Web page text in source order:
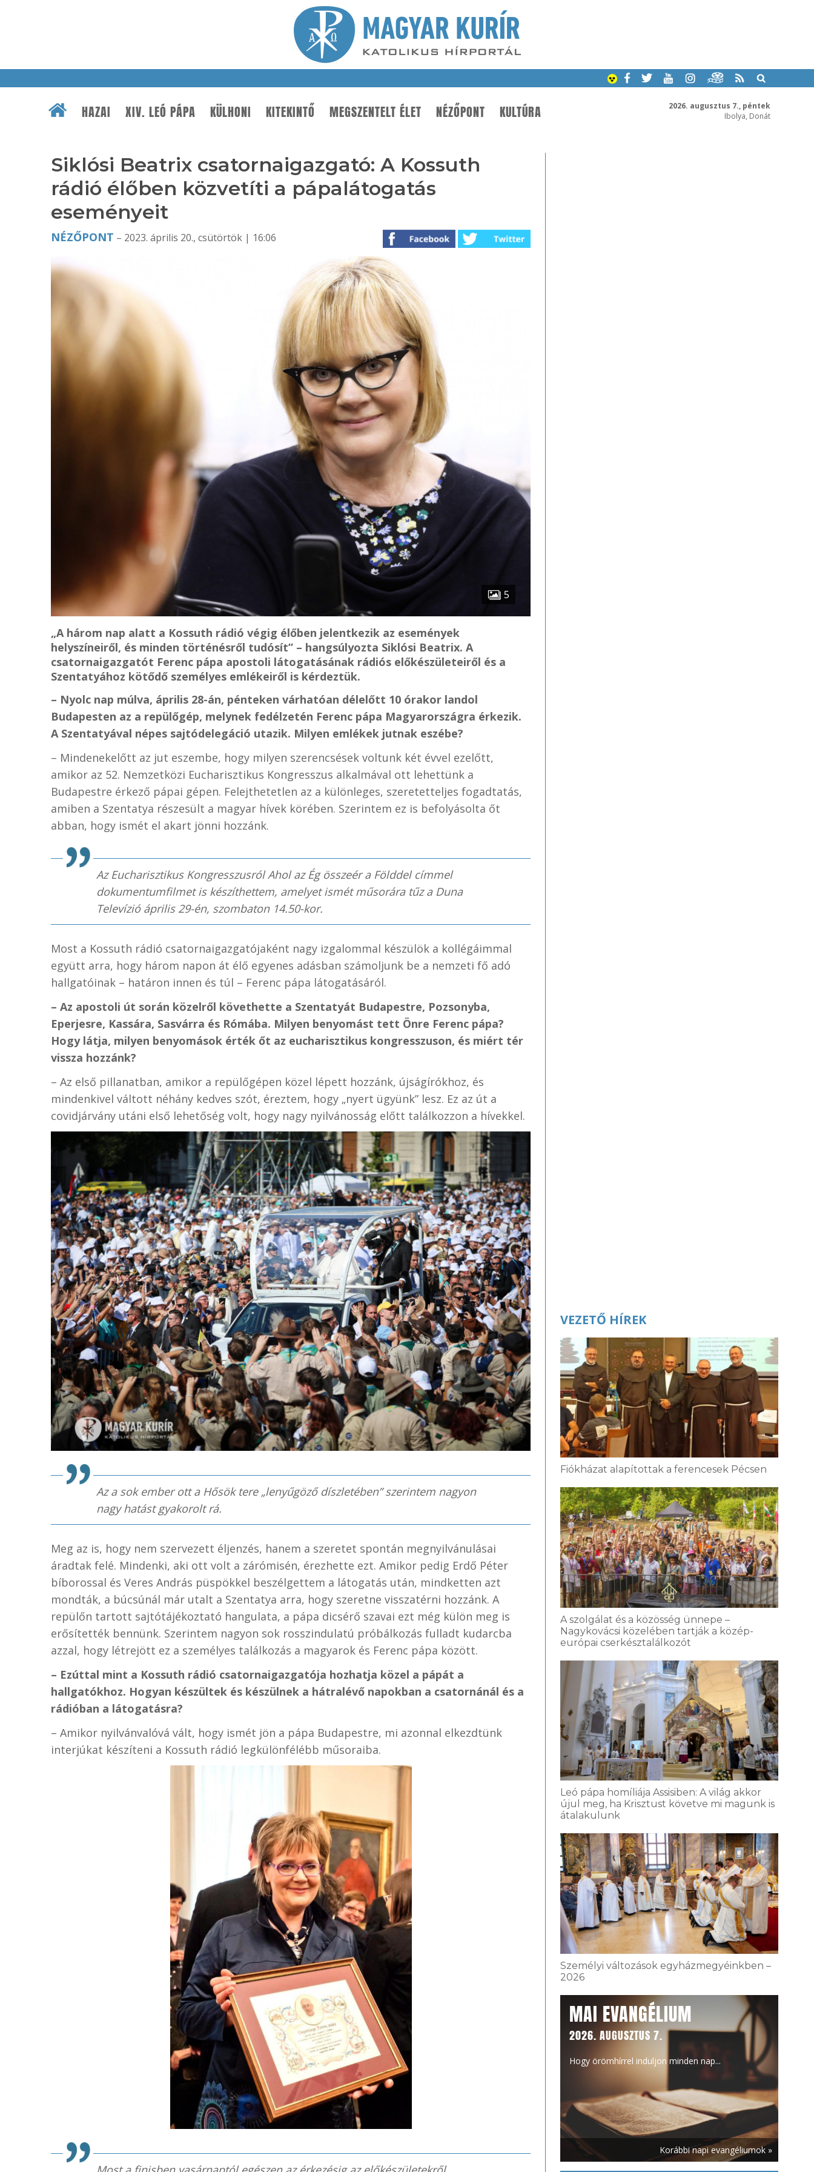
2026. augusztus 7., péntek
Ibolya, Donát
HAZAI XIV. LEÓ PÁPA KÜLHONI KITEKINTŐ MEGSZENTELT ÉLET NÉZŐPONT KULTÚRA
Siklósi Beatrix csatornaigazgató: A Kossuth
rádió élőben közvetíti a pápalátogatás
eseményeit
NÉZŐPONT – 2023. április 20., csütörtök | 16:06
5
„A három nap alatt a Kossuth rádió végig élőben jelentkezik az események
helyszíneiről, és minden történésről tudósít” – hangsúlyozta Siklósi Beatrix. A
csatornaigazgatót Ferenc pápa apostoli látogatásának rádiós előkészületeiről és a
Szentatyához kötődő személyes emlékeiről is kérdeztük.
– Nyolc nap múlva, április 28-án, pénteken várhatóan délelőtt 10 órakor landol
Budapesten az a repülőgép, melynek fedélzetén Ferenc pápa Magyarországra érkezik.
A Szentatyával népes sajtódelegáció utazik. Milyen emlékek jutnak eszébe?
– Mindenekelőtt az jut eszembe, hogy milyen szerencsések voltunk két évvel ezelőtt,
amikor az 52. Nemzetközi Eucharisztikus Kongresszus alkalmával ott lehettünk a
Budapestre érkező pápai gépen. Felejthetetlen az a különleges, szeretetteljes fogadtatás,
amiben a Szentatya részesült a magyar hívek körében. Szerintem ez is befolyásolta őt
abban, hogy ismét el akart jönni hozzánk.
Az Eucharisztikus Kongresszusról Ahol az Ég összeér a Földdel címmel
dokumentumfilmet is készíthettem, amelyet ismét műsorára tűz a Duna
Televízió április 29-én, szombaton 14.50-kor.
Most a Kossuth rádió csatornaigazgatójaként nagy izgalommal készülök a kollégáimmal
együtt arra, hogy három napon át élő egyenes adásban számoljunk be a nemzeti fő adó
hallgatóinak – határon innen és túl – Ferenc pápa látogatásáról.
– Az apostoli út során közelről követhette a Szentatyát Budapestre, Pozsonyba,
Eperjesre, Kassára, Sasvárra és Rómába. Milyen benyomást tett Önre Ferenc pápa?
Hogy látja, milyen benyomások érték őt az eucharisztikus kongresszuson, és miért tér
vissza hozzánk?
– Az első pillanatban, amikor a repülőgépen közel lépett hozzánk, újságírókhoz, és
mindenkivel váltott néhány kedves szót, éreztem, hogy „nyert ügyünk” lesz. Ez az út a
covidjárvány utáni első lehetőség volt, hogy nagy nyilvánosság előtt találkozzon a hívekkel.
Az a sok ember ott a Hősök tere „lenyűgöző díszletében” szerintem nagyon
nagy hatást gyakorolt rá.
Meg az is, hogy nem szervezett éljenzés, hanem a szeretet spontán megnyilvánulásai
áradtak felé. Mindenki, aki ott volt a zárómisén, érezhette ezt. Amikor pedig Erdő Péter
bíborossal és Veres András püspökkel beszélgettem a látogatás után, mindketten azt
mondták, a búcsúnál már utalt a Szentatya arra, hogy szeretne visszatérni hozzánk. A
repülőn tartott sajtótájékoztató hangulata, a pápa dicsérő szavai ezt még külön meg is
erősítették bennünk. Szerintem nagyon sok rosszindulatú próbálkozás fulladt kudarcba
azzal, hogy létrejött ez a személyes találkozás a magyarok és Ferenc pápa között.
– Ezúttal mint a Kossuth rádió csatornaigazgatója hozhatja közel a pápát a
hallgatókhoz. Hogyan készültek és készülnek a hátralévő napokban a csatornánál és a
rádióban a látogatásra?
– Amikor nyilvánvalóvá vált, hogy ismét jön a pápa Budapestre, mi azonnal elkezdtünk
interjúkat készíteni a Kossuth rádió legkülönfélébb műsoraiba.
VEZETŐ HÍREK
Fiókházat alapítottak a ferencesek Pécsen
A szolgálat és a közösség ünnepe –
Nagykovácsi közelében tartják a közép-
európai cserkésztalálkozót
Leó pápa homíliája Assisiben: A világ akkor
újul meg, ha Krisztust követve mi magunk is
átalakulunk
Személyi változások egyházmegyéinkben –
2026
MAI EVANGÉLIUM
2026. AUGUSZTUS 7.
Hogy örömhírrel induljon minden nap...
Korábbi napi evangéliumok »